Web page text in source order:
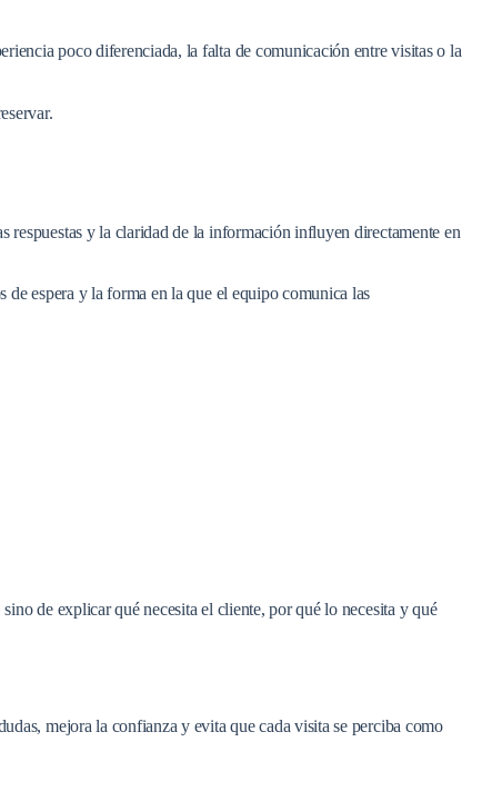
poco diferenciada, la falta de comunicación entre visitas o la
respuestas y la claridad de la información influyen directamente en
espera y la forma en la que el equipo comunica las
de explicar qué necesita el cliente, por qué lo necesita y qué
mejora la confianza y evita que cada visita se perciba como